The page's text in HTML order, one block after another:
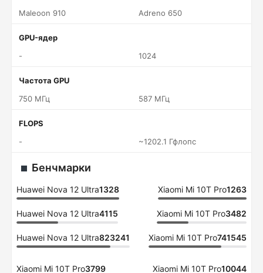
Maleoon 910
Adreno 650
GPU-ядер
-
1024
Частота GPU
750 МГц
587 МГц
FLOPS
-
~1202.1 Гфлопс
Бенчмарки
Huawei Nova 12 Ultra1328 Xiaomi Mi 10T Pro1263
Huawei Nova 12 Ultra4115 Xiaomi Mi 10T Pro3482
Huawei Nova 12 Ultra823241 Xiaomi Mi 10T Pro741545
Xiaomi Mi 10T Pro3799 Xiaomi Mi 10T Pro10044